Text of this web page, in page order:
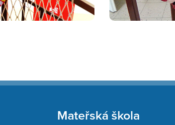
Mateřská škola